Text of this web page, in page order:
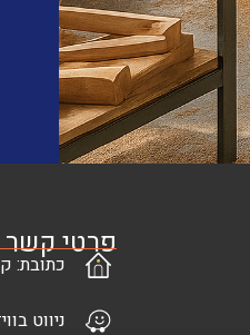
פרטי קשר
כתובת:
ניווט